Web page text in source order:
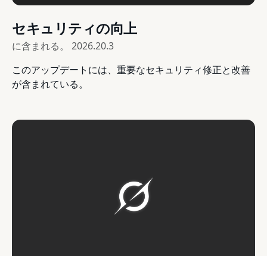
セキュリティの向上
に含まれる。 2026.20.3
このアップデートには、重要なセキュリティ修正と改善
が含まれている。